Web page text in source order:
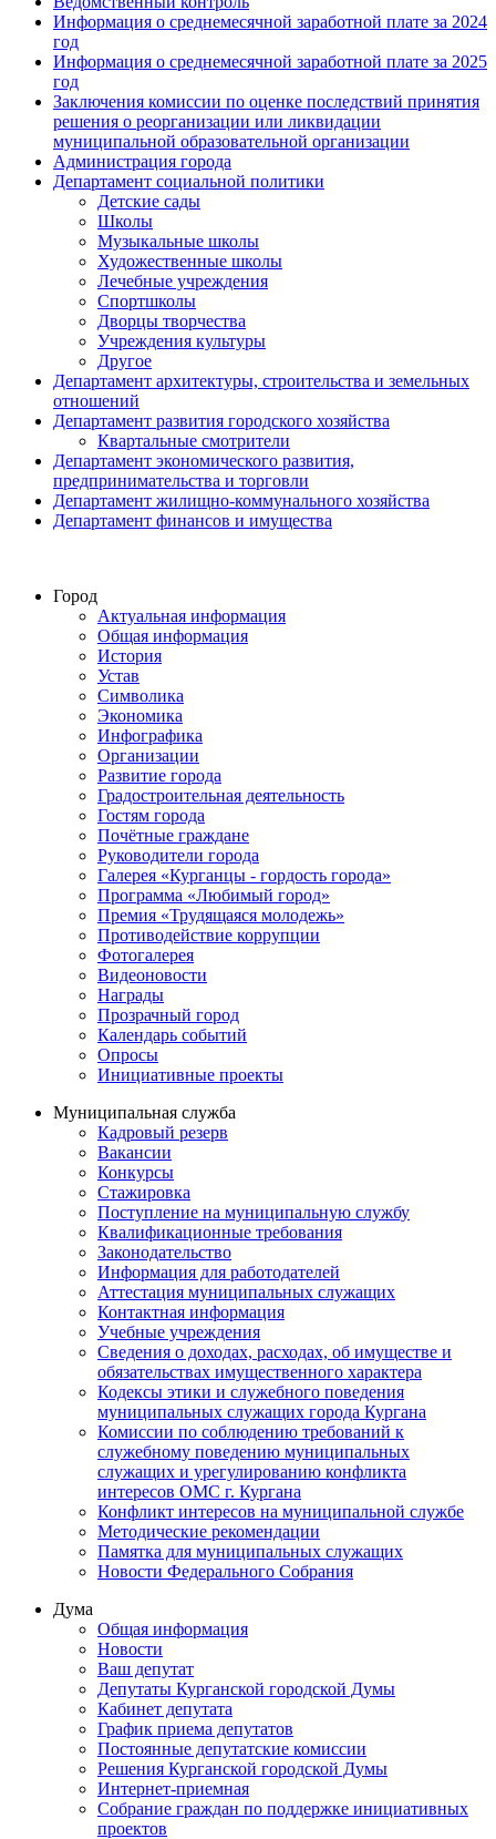
Информация о среднемесячной заработной плате за 2024
год
Информация о среднемесячной заработной плате за 2025
год
Заключения комиссии по оценке последствий принятия
решения о реорганизации или ликвидации
муниципальной образовательной организации
Администрация города
Департамент социальной политики
Детские сады
Школы
Музыкальные школы
Художественные школы
Лечебные учреждения
Спортшколы
Дворцы творчества
Учреждения культуры
Другое
Департамент архитектуры, строительства и земельных
отношений
Департамент развития городского хозяйства
Квартальные смотрители
Департамент экономического развития,
предпринимательства и торговли
Департамент жилищно-коммунального хозяйства
Департамент финансов и имущества
Город
Актуальная информация
Общая информация
История
Устав
Символика
Экономика
Инфографика
Организации
Развитие города
Градостроительная деятельность
Гостям города
Почётные граждане
Руководители города
Галерея «Курганцы - гордость города»
Программа «Любимый город»
Премия «Трудящаяся молодежь»
Противодействие коррупции
Фотогалерея
Видеоновости
Награды
Прозрачный город
Календарь событий
Опросы
Инициативные проекты
Муниципальная служба
Кадровый резерв
Вакансии
Конкурсы
Стажировка
Поступление на муниципальную службу
Квалификационные требования
Законодательство
Информация для работодателей
Аттестация муниципальных служащих
Контактная информация
Учебные учреждения
Сведения о доходах, расходах, об имуществе и
обязательствах имущественного характера
Кодексы этики и служебного поведения
муниципальных служащих города Кургана
Комиссии по соблюдению требований к
служебному поведению муниципальных
служащих и урегулированию конфликта
интересов ОМС г. Кургана
Конфликт интересов на муниципальной службе
Методические рекомендации
Памятка для муниципальных служащих
Новости Федерального Cобрания
Дума
Общая информация
Новости
Ваш депутат
Депутаты Курганской городской Думы
Кабинет депутата
График приема депутатов
Постоянные депутатские комиссии
Решения Курганской городской Думы
Интернет-приемная
Собрание граждан по поддержке инициативных
проектов